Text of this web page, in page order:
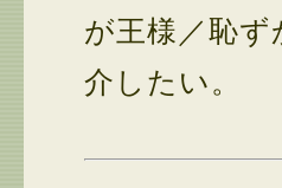
が王様／恥
介したい。